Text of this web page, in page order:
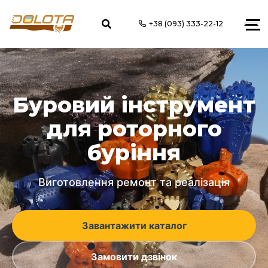
+38 (093) 333-22-12
Буровий інструмент
для роторного
буріння
Виготовлення ремонт та реалізація
Завантажити каталог
Замовити дзвінок